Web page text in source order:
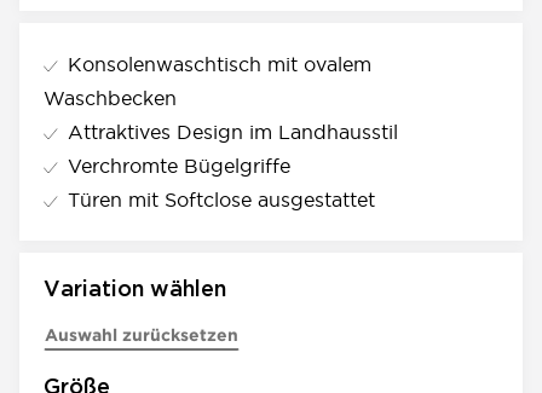
Konsolenwaschtisch mit ovalem
Waschbecken
Attraktives Design im Landhausstil
Verchromte Bügelgriffe
Türen mit Softclose ausgestattet
Variation wählen
Auswahl zurücksetzen
Größe